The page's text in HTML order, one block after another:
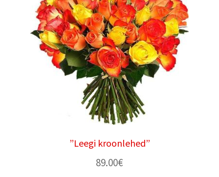
”Leegi kroonlehed”
89.00€